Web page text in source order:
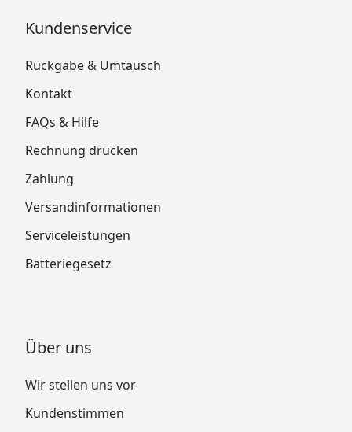
Kundenservice
Rückgabe & Umtausch
Kontakt
FAQs & Hilfe
Rechnung drucken
Zahlung
Versandinformationen
Serviceleistungen
Batteriegesetz
Über uns
Wir stellen uns vor
Kundenstimmen